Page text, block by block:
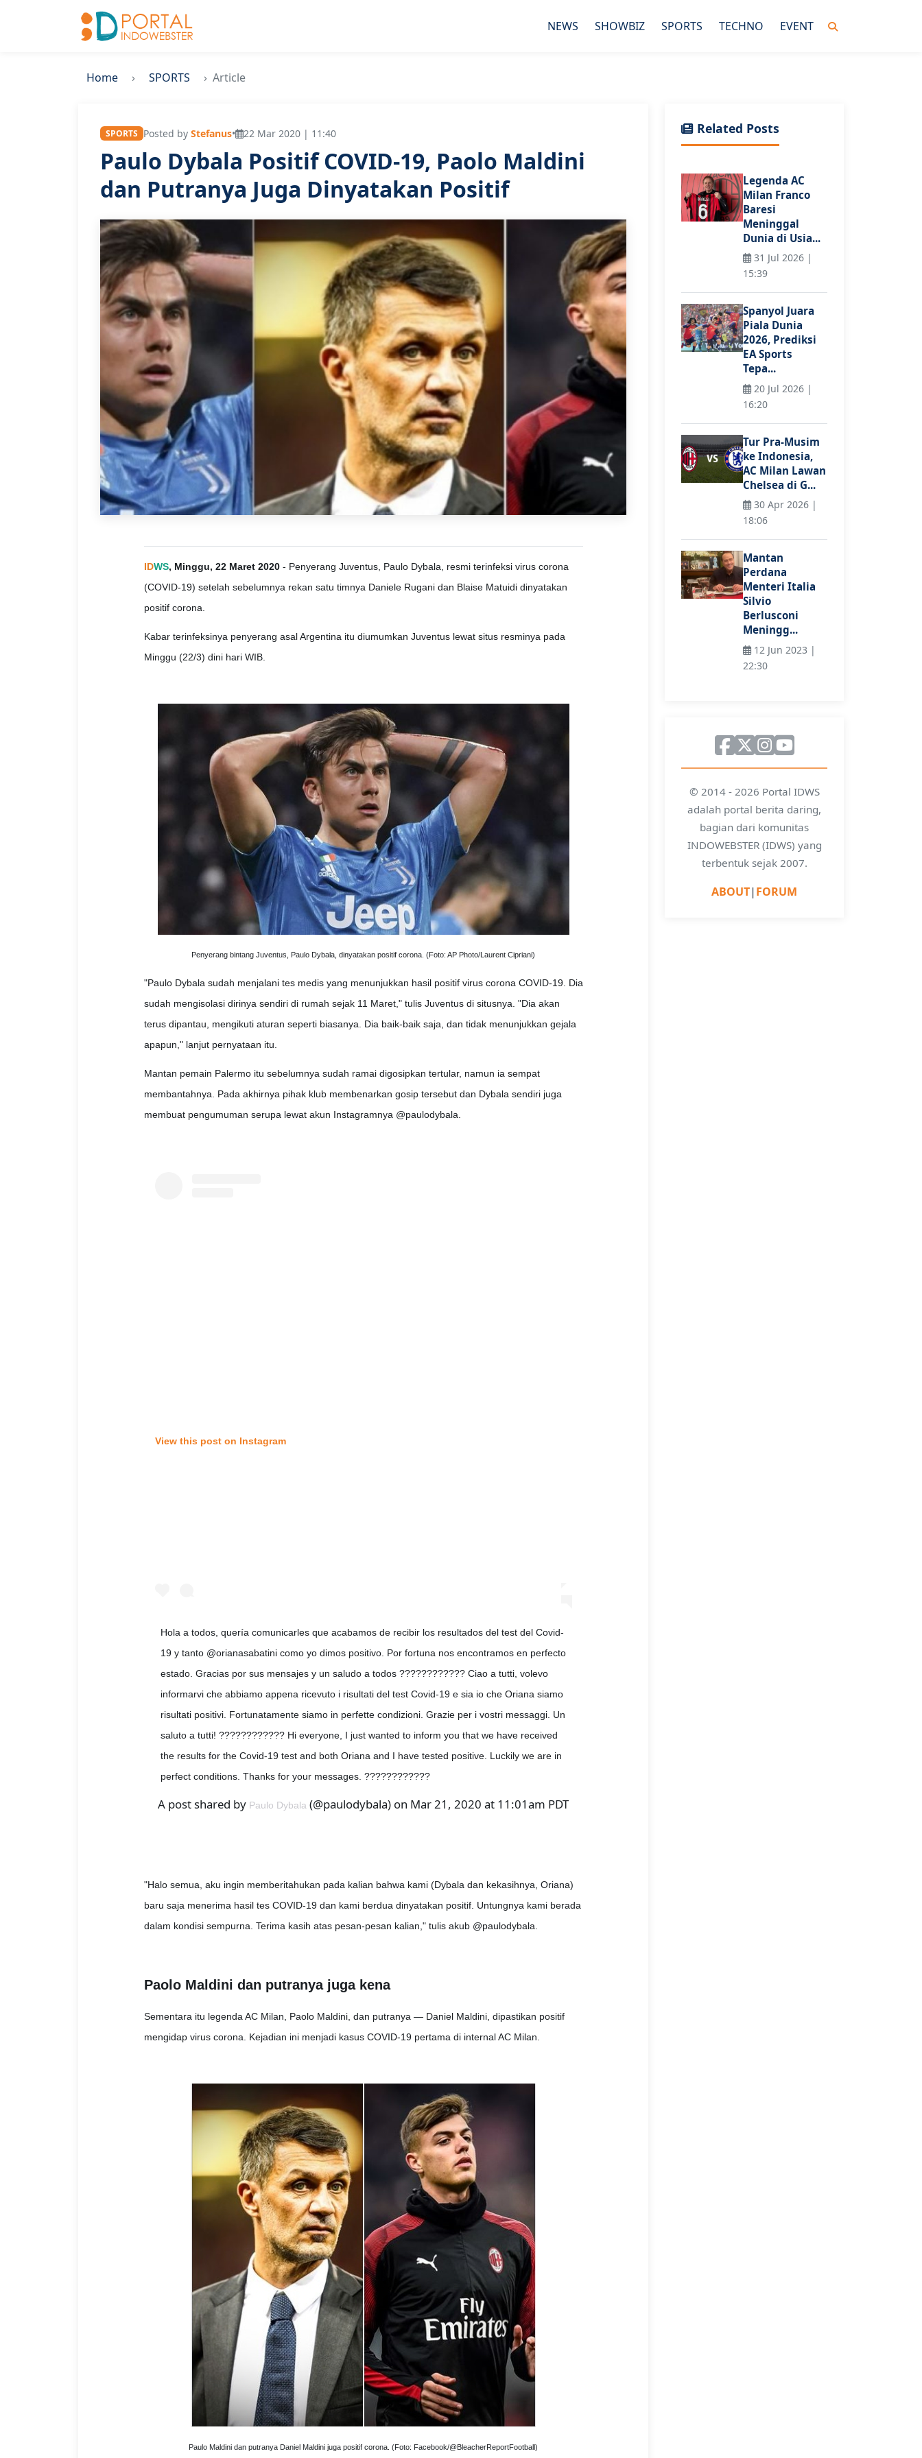
NEWS SHOWBIZ SPORTS TECHNO EVENT
Home SPORTS Article
SPORTS Posted by Stefanus• 22 Mar 2020 | 11:40
Paulo Dybala Positif COVID-19, Paolo Maldini
dan Putranya Juga Dinyatakan Positif
IDWS, Minggu, 22 Maret 2020- Penyerang Juventus, Paulo Dybala, resmi terinfeksi virus corona
(COVID-19) setelah sebelumnya rekan satu timnya Daniele Rugani dan Blaise Matuidi dinyatakan
positif corona.
Kabar terinfeksinya penyerang asal Argentina itu diumumkan Juventus lewat situs resminya pada
Minggu (22/3) dini hari WIB.
Penyerang bintang Juventus, Paulo Dybala, dinyatakan positif corona. (Foto: AP Photo/Laurent Cipriani)
"Paulo Dybala sudah menjalani tes medis yang menunjukkan hasil positif virus corona COVID-19. Dia
sudah mengisolasi dirinya sendiri di rumah sejak 11 Maret," tulis Juventus di situsnya. "Dia akan
terus dipantau, mengikuti aturan seperti biasanya. Dia baik-baik saja, dan tidak menunjukkan gejala
apapun," lanjut pernyataan itu.
Mantan pemain Palermo itu sebelumnya sudah ramai digosipkan tertular, namun ia sempat
membantahnya. Pada akhirnya pihak klub membenarkan gosip tersebut dan Dybala sendiri juga
membuat pengumuman serupa lewat akun Instagramnya @paulodybala.
View this post on Instagram
Hola a todos, quería comunicarles que acabamos de recibir los resultados del test del Covid-
19 y tanto @orianasabatini como yo dimos positivo. Por fortuna nos encontramos en perfecto
estado. Gracias por sus mensajes y un saludo a todos ???????????? Ciao a tutti, volevo
informarvi che abbiamo appena ricevuto i risultati del test Covid-19 e sia io che Oriana siamo
risultati positivi. Fortunatamente siamo in perfette condizioni. Grazie per i vostri messaggi. Un
saluto a tutti! ???????????? Hi everyone, I just wanted to inform you that we have received
the results for the Covid-19 test and both Oriana and I have tested positive. Luckily we are in
perfect conditions. Thanks for your messages. ????????????
A post shared by Paulo Dybala (@paulodybala) on Mar 21, 2020 at 11:01am PDT
"Halo semua, aku ingin memberitahukan pada kalian bahwa kami (Dybala dan kekasihnya, Oriana)
baru saja menerima hasil tes COVID-19 dan kami berdua dinyatakan positif. Untungnya kami berada
dalam kondisi sempurna. Terima kasih atas pesan-pesan kalian," tulis akub @paulodybala.
Paolo Maldini dan putranya juga kena
Sementara itu legenda AC Milan, Paolo Maldini, dan putranya — Daniel Maldini, dipastikan positif
mengidap virus corona. Kejadian ini menjadi kasus COVID-19 pertama di internal AC Milan.
Paulo Maldini dan putranya Daniel Maldini juga positif corona. (Foto: Facebook/@BleacherReportFootball)
Related Posts
Legenda AC
Milan Franco
Baresi
Meninggal
Dunia di Usia...
31 Jul 2026 |
15:39
Spanyol Juara
Piala Dunia
2026, Prediksi
EA Sports
Tepa...
20 Jul 2026 |
16:20
Tur Pra-Musim
ke Indonesia,
AC Milan Lawan
Chelsea di G...
30 Apr 2026 |
18:06
Mantan
Perdana
Menteri Italia
Silvio
Berlusconi
Meningg...
12 Jun 2023 |
22:30
© 2014 - 2026 Portal IDWS
adalah portal berita daring,
bagian dari komunitas
INDOWEBSTER (IDWS) yang
terbentuk sejak 2007.
ABOUT|FORUM